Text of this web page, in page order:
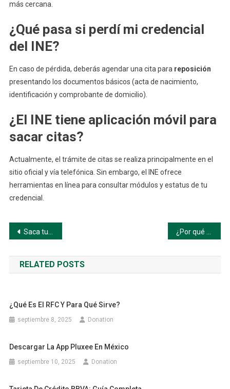
más cercana.
¿Qué pasa si perdí mi credencial
del INE?
En caso de pérdida, deberás agendar una cita para reposición
presentando los documentos básicos (acta de nacimiento,
identificación y comprobante de domicilio).
¿El INE tiene aplicación móvil para
sacar citas?
Actualmente, el trámite de citas se realiza principalmente en el
sitio oficial y vía telefónica. Sin embargo, el INE ofrece
herramientas en línea para consultar módulos y estatus de tu
credencial.
Navegación
de
entradas
Saca tu Cita del INE Fácil y Rápido
RELATED POSTS
¿Qué Es El RFC Y Para Qué Sirve?
septiembre 8, 2025 Donation
Descargar La App Pluxee En México
septiembre 10, 2025 Donation